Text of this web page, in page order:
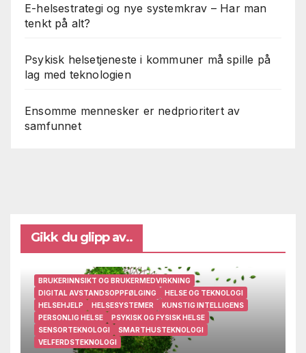
E-helsestrategi og nye systemkrav – Har man
tenkt på alt?
Psykisk helsetjeneste i kommuner må spille på
lag med teknologien
Ensomme mennesker er nedprioritert av
samfunnet
Gikk du glipp av..
BRUKERINNSIKT OG BRUKERMEDVIRKNING
DIGITAL AVSTANDSOPPFØLGING
HELSE OG TEKNOLOGI
HELSEHJELP
HELSESYSTEMER
KUNSTIG INTELLIGENS
PERSONLIG HELSE
PSYKISK OG FYSISK HELSE
SENSORTEKNOLOGI
SMARTHUSTEKNOLOGI
VELFERDSTEKNOLOGI